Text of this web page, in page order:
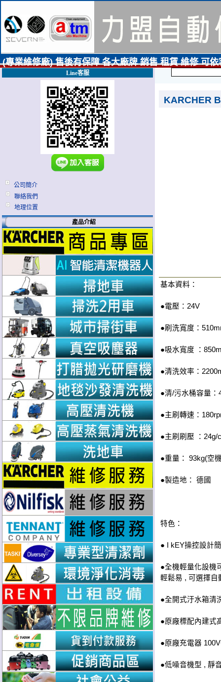
(專業維修廠) 售後有保障 各大廠牌 銷售 租賃 維修 可
Line客服
公司簡介
聯絡我們
地理位置
產品介紹
KARCHER
基本資料：
●電壓：24V
●刷洗寬度：
●吸水寬度 ：
●清洗效率：
●清/污水桶容量：
●主刷轉速：
●主刷刷壓 ：24g/
●重量： 93kg(空
●製造地： 德國
特色：
● I kEY操控設計
●全機輕量化設機
輕鬆易 , 可選擇自
●全開式汙水箱清
●原廠標配內建式
●原廠充電器
●低噪音機型 , 靜